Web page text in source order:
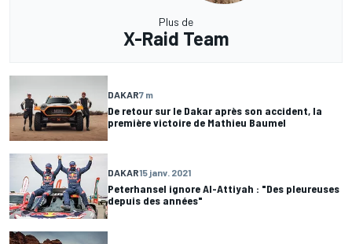
Plus de
X-Raid Team
DAKAR7 m
De retour sur le Dakar après son accident, la
première victoire de Mathieu Baumel
DAKAR15 janv. 2021
Peterhansel ignore Al-Attiyah : "Des pleureuses
depuis des années"